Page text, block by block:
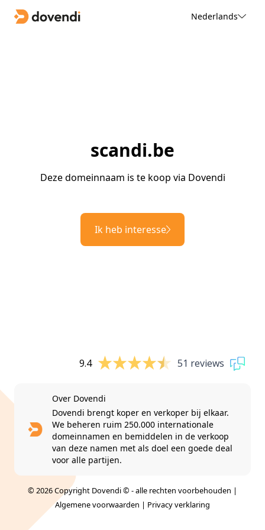
Nederlands
scandi.be
Deze domeinnaam is te koop via Dovendi
Ik heb interesse
9.4 51 reviews
Over Dovendi
Dovendi brengt koper en verkoper bij elkaar.
We beheren ruim 250.000 internationale
domeinnamen en bemiddelen in de verkoop
van deze namen met als doel een goede deal
voor alle partijen.
© 2026 Copyright Dovendi © - alle rechten voorbehouden |
Algemene voorwaarden | Privacy verklaring